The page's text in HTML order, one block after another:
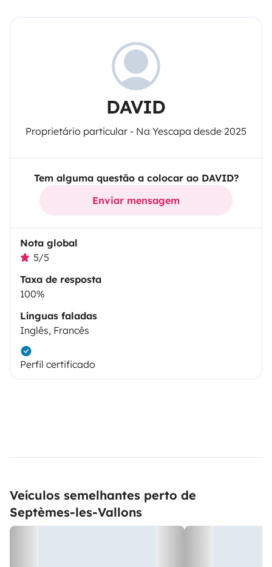
DAVID
Proprietário particular - Na Yescapa desde 2025
Tem alguma questão a colocar ao DAVID?
Enviar mensagem
Nota global
5/5
Taxa de resposta
100%
Línguas faladas
Inglês, Francês
Perfil certificado
Veículos semelhantes perto de
Septèmes-les-Vallons